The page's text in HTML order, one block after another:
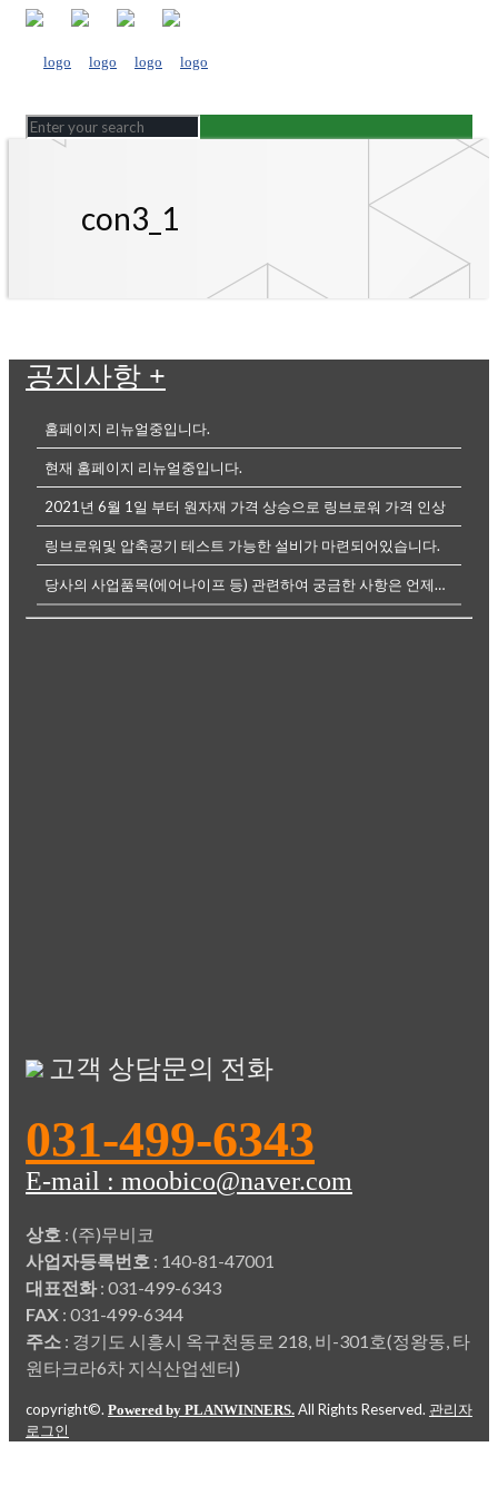
con3_1
공지사항 +
홈페이지 리뉴얼중입니다.
현재 홈페이지 리뉴얼중입니다.
2021년 6월 1일 부터 원자재 가격 상승으로 링브로워 가격 인상
링브로워및 압축공기 테스트 가능한 설비가 마련되어있습니다.
당사의 사업품목(에어나이프 등) 관련하여 궁금한 사항은 언제든전화나, 메...
고객 상담문의 전화
031-499-6343
E-mail : moobico@naver.com
상호 : (주)무비코
사업자등록번호 : 140-81-47001
대표전화: 031-499-6343
FAX : 031-499-6344
주소 : 경기도 시흥시 옥구천동로 218, 비-301호(정왕동, 타
원타크라6차 지식산업센터)
copyright©. Powered by PLANWINNERS. All Rights Reserved. 관리자
로그인